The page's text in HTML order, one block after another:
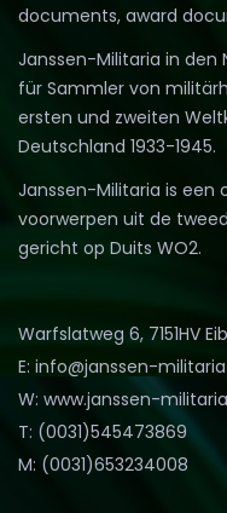
documents, award
Janssen-Militaria in den
für Sammler von
ersten und zweiten
Deutschland 1933-1945.
Janssen-Militaria is een
voorwerpen uit de
gericht op Duits WO2.
Warfslatweg 6, 7151HV
E: info@janssen-
W: www.janssen-
T: (0031)545473869
M: (0031)653234008